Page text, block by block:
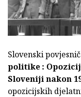
Slovenski
politike :
Sloveniji nakon
opozicijskih